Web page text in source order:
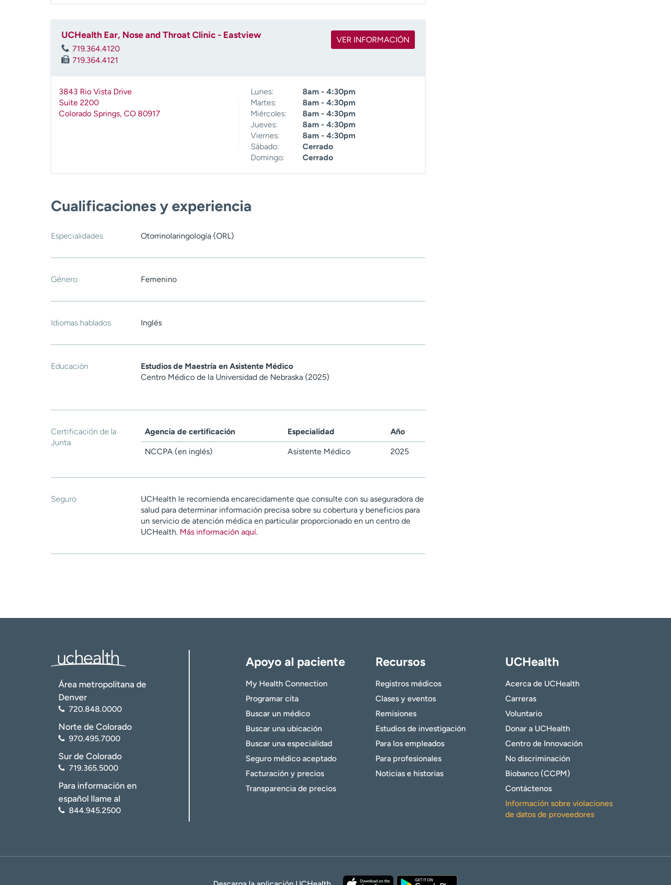
UCHealth Ear, Nose and Throat Clinic - Eastview
719.364.4120
719.364.4121
VER INFORMACIÓN
3843 Rio Vista Drive
Suite 2200
Colorado Springs, CO 80917
Lunes:
8am - 4:30pm
Martes:
8am - 4:30pm
Miércoles:
8am - 4:30pm
Jueves:
8am - 4:30pm
Viernes:
8am - 4:30pm
Sábado:
Cerrado
Domingo:
Cerrado
Cualificaciones y experiencia
Especialidades Otorrinolaringología (ORL)
Género Femenino
Idiomas hablados Inglés
Educación
Estudios de Maestría en Asistente Médico
Centro Médico de la Universidad de Nebraska (2025)
Certificación de la
Junta
Agencia de certificación Especialidad Año
NCCPA (en inglés) Asistente Médico 2025
Seguro
UCHealth le recomienda encarecidamente que consulte con su aseguradora de
salud para determinar información precisa sobre su cobertura y beneficios para
un servicio de atención médica en particular proporcionado en un centro de
UCHealth. Más información aquí.
Área metropolitana de
Denver
720.848.0000
Norte de Colorado
970.495.7000
Sur de Colorado
719.365.5000
Para información en
español llame al
844.945.2500
Apoyo al paciente
My Health Connection
Programar cita
Buscar un médico
Buscar una ubicación
Buscar una especialidad
Seguro médico aceptado
Facturación y precios
Transparencia de precios
Recursos
Registros médicos
Clases y eventos
Remisiones
Estudios de investigación
Para los empleados
Para profesionales
Noticias e historias
UCHealth
Acerca de UCHealth
Carreras
Voluntario
Donar a UCHealth
Centro de Innovación
No discriminación
Biobanco (CCPM)
Contáctenos
Información sobre violaciones
de datos de proveedores